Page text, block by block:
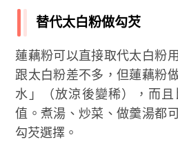
替代太白粉做勾芡
蓮藕粉可以直接取代太白粉
跟太白粉差不多，但蓮藕粉
水」（放涼後變稀），而
值。煮湯、炒菜、做羹湯都
勾芡選擇。